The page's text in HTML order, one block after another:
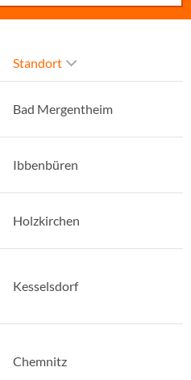
Standort
Bad Mergentheim
Ibbenbüren
Holzkirchen
Kesselsdorf
Chemnitz